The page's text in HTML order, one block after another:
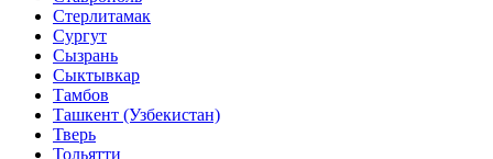
Стерлитамак
Сургут
Сызрань
Сыктывкар
Тамбов
Ташкент (Узбекистан)
Тверь
Тольятти